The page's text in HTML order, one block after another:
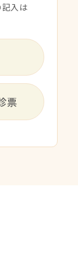
入は
票